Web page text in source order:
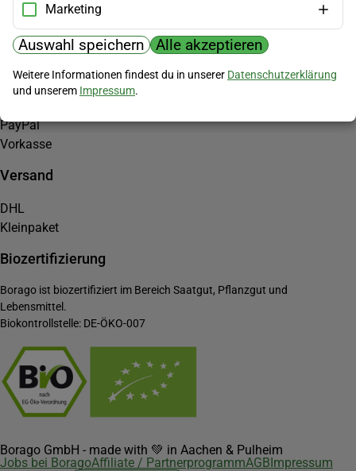
Kundenservice
Widerrufsbelehrung
Zahlungsmöglichkeiten
PayPal
Vorkasse
Versand
DHL
Kleinpaket
Biozertifizierung
Borago ist biozertifiziert im Bereich Saatgut, Pflanzgut und
Lebensmittel.
Biokontrollstelle: DE-ÖKO-007
Borago GmbH - made with 💚 in Aachen & Pulheim
Jobs bei BoragoAffiliate / PartnerprogrammAGB Impressum
Marketing
Auswahl speichern Alle akzeptieren
Weitere Informationen findest du in unserer Datenschutzerklärung
und unserem Impressum.